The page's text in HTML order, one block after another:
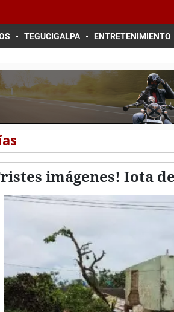
TEGUCIGALPA ENTRETENIMIENTO
imágenes! Iota